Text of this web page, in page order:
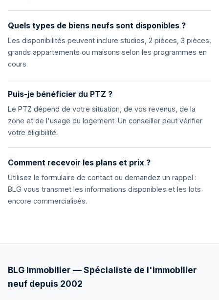
Quels types de biens neufs sont disponibles ?
Les disponibilités peuvent inclure studios, 2 pièces, 3 pièces,
grands appartements ou maisons selon les programmes en
cours.
Puis-je bénéficier du PTZ ?
Le PTZ dépend de votre situation, de vos revenus, de la
zone et de l'usage du logement. Un conseiller peut vérifier
votre éligibilité.
Comment recevoir les plans et prix ?
Utilisez le formulaire de contact ou demandez un rappel :
BLG vous transmet les informations disponibles et les lots
encore commercialisés.
BLG Immobilier — Spécialiste de l'immobilier
neuf depuis 2002